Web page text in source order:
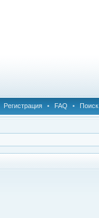
Регистрация • FAQ • Поиск